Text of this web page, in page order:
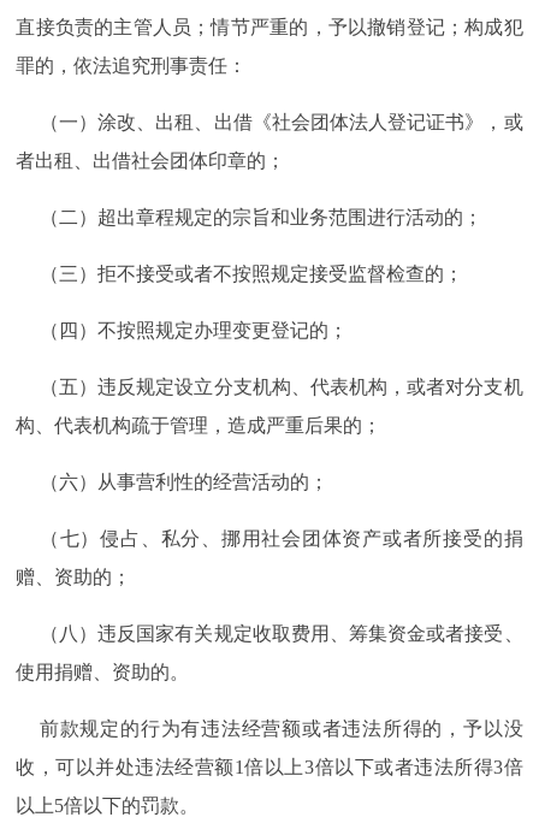
直接负责的主管人员；情节严重的，予以撤销登记；构成犯
罪的，依法追究刑事责任：
（一）涂改、出租、出借《社会团体法人登记证书》，或
者出租、出借社会团体印章的；
（二）超出章程规定的宗旨和业务范围进行活动的；
（三）拒不接受或者不按照规定接受监督检查的；
（四）不按照规定办理变更登记的；
（五）违反规定设立分支机构、代表机构，或者对分支机
构、代表机构疏于管理，造成严重后果的；
（六）从事营利性的经营活动的；
（七）侵占、私分、挪用社会团体资产或者所接受的捐
赠、资助的；
（八）违反国家有关规定收取费用、筹集资金或者接受、
使用捐赠、资助的。
前款规定的行为有违法经营额或者违法所得的，予以没
收，可以并处违法经营额1倍以上3倍以下或者违法所得3倍
以上5倍以下的罚款。